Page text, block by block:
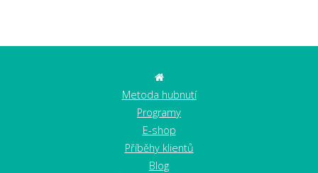
Metoda hubnutí
Programy
E-shop
Příběhy klientů
Blog